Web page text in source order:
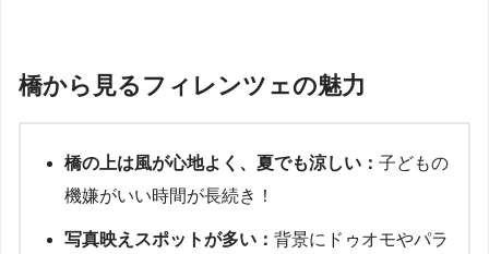
橋から見るフィレンツェの魅力
橋の上は風が心地よく、夏でも涼しい： 子どもの
機嫌がいい時間が長続き！
写真映えスポットが多い： 背景にドゥオモやパラ